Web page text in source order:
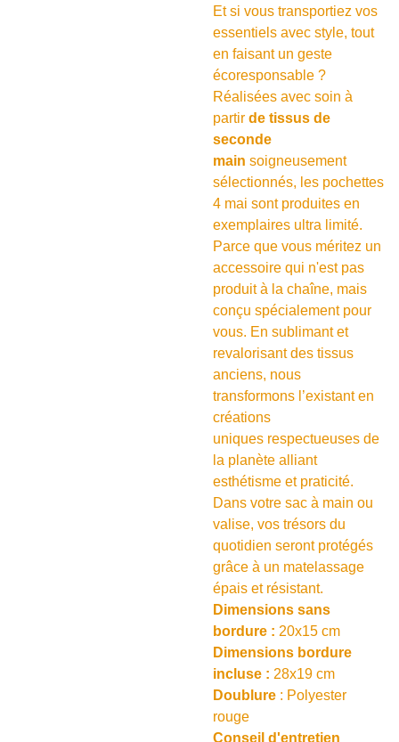
Et si vous transportiez vos
essentiels avec style, tout
en faisant un geste
écoresponsable ?
Réalisées avec soin à
partirde tissus de
seconde
mainsoigneusement
sélectionnés, les pochettes
4 mai sont produites en
exemplaires ultra limité.
Parce que vous méritez un
accessoire qui n'est pas
produit à la chaîne, mais
conçu spécialement pour
vous. En sublimant et
revalorisant des tissus
anciens, nous
transformons l’existant en
créations
uniques respectueuses de
la planète alliant
esthétisme et praticité.
Dans votre sac à main ou
valise, vos trésors du
quotidien seront protégés
grâce à un matelassage
épais et résistant.
Dimensions sans
bordure : 20x15 cm
Dimensions bordure
incluse : 28x19 cm
Doublure : Polyester
rouge
Conseil d'entretien